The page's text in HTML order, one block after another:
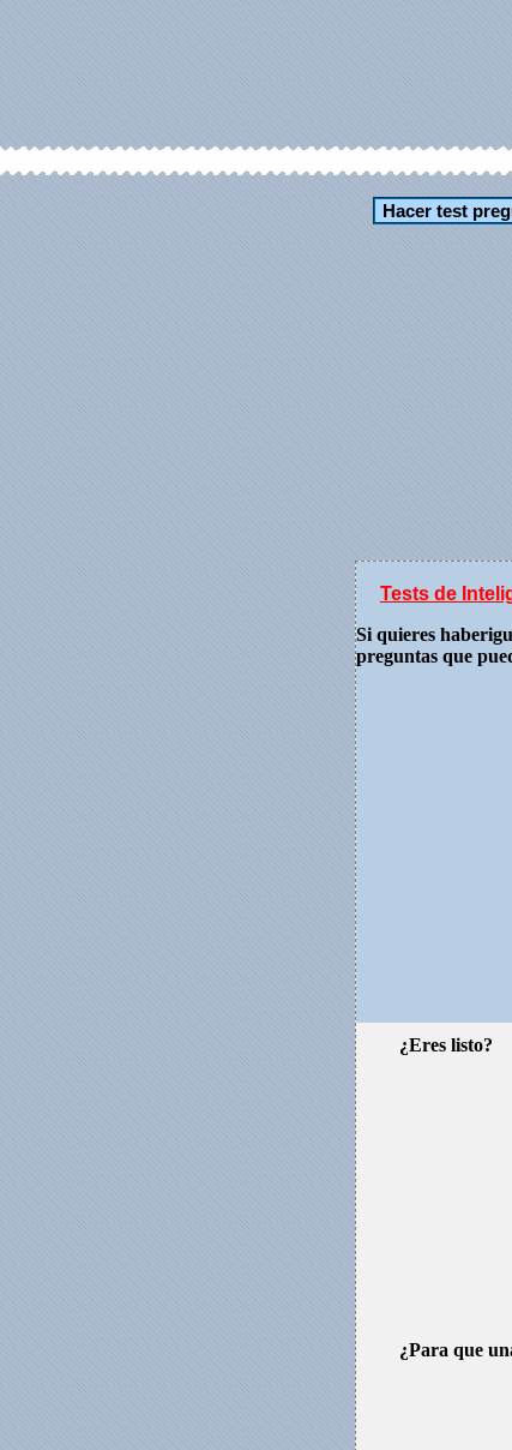
Tests de
Si quieres
preguntas que
¿Eres listo?
¿Para que